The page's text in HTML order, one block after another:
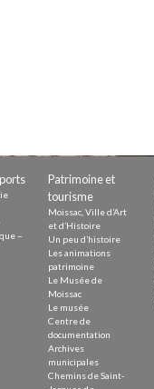
–
Patrimoine et
tourisme
Moissac, Ville d’Art
et d’Histoire
Un peu d’histoire
Les animations
patrimoine
Le Musée de
Moissac
Le musée
Centre de
documentation
Archives
municipales
Chemins de Saint-